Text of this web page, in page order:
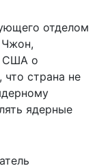
отделом
США о
страна не
ядерные